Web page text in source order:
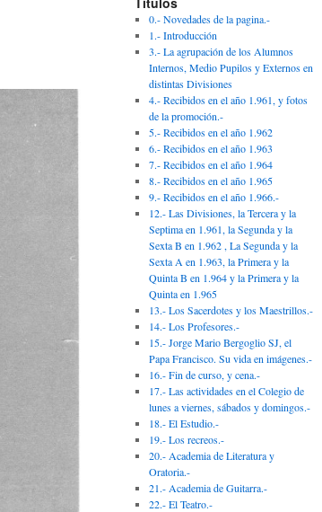
0.- Novedades de la pagina.-
1.- Introducción
3.- La agrupación de los Alumnos
Internos, Medio Pupilos y Externos en
distintas Divisiones
4.- Recibidos en el año 1.961, y fotos
de la promoción.-
5.- Recibidos en el año 1.962
6.- Recibidos en el año 1.963
7.- Recibidos en el año 1.964
8.- Recibidos en el año 1.965
9.- Recibidos en el año 1.966.-
12.- Las Divisiones, la Tercera y la
Septima en 1.961, la Segunda y la
Sexta B en 1.962 , La Segunda y la
Sexta A en 1.963, la Primera y la
Quinta B en 1.964 y la Primera y la
Quinta en 1.965
13.- Los Sacerdotes y los Maestrillos.-
14.- Los Profesores.-
15.- Jorge Mario Bergoglio SJ, el
Papa Francisco. Su vida en imágenes.-
16.- Fin de curso, y cena.-
17.- Las actividades en el Colegio de
lunes a viernes, sábados y domingos.-
18.- El Estudio.-
19.- Los recreos.-
20.- Academia de Literatura y
Oratoria.-
21.- Academia de Guitarra.-
22.- El Teatro.-